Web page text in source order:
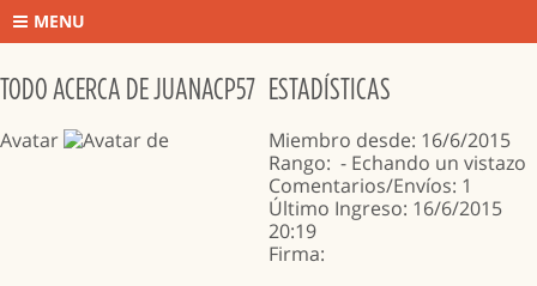
MENU
TODO ACERCA DE JUANACP57
Avatar
ESTADÍSTICAS
Miembro desde: 16/6/2015
Rango: - Echando un vistazo
Comentarios/Envíos: 1
Último Ingreso: 16/6/2015
20:19
Firma: